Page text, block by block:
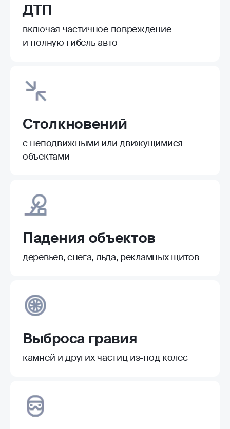
ДТП
включая частичное повреждение
и полную гибель авто
Столкновений
с неподвижными или движущимися
объектами
Падения объектов
деревьев, снега, льда, рекламных щитов
Выброса гравия
камней и других частиц из-под колес